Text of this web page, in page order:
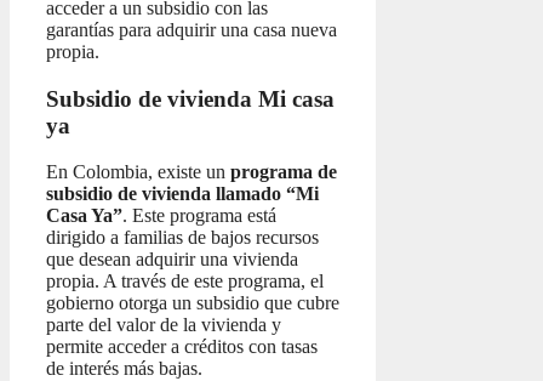
acceder a un subsidio con las
garantías para adquirir una casa nueva
propia.
Subsidio de vivienda Mi casa
ya
En Colombia, existe un programa de
subsidio de vivienda llamado “Mi
Casa Ya”. Este programa está
dirigido a familias de bajos recursos
que desean adquirir una vivienda
propia. A través de este programa, el
gobierno otorga un subsidio que cubre
parte del valor de la vivienda y
permite acceder a créditos con tasas
de interés más bajas.